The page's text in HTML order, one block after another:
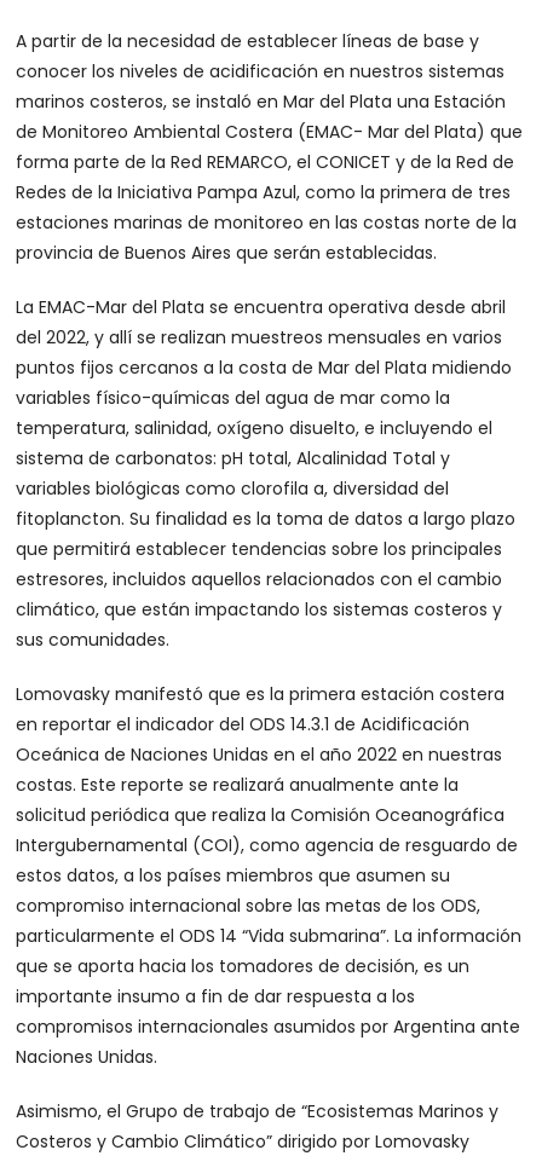
A partir de la necesidad de establecer líneas de base y
conocer los niveles de acidificación en nuestros sistemas
marinos costeros, se instaló en Mar del Plata una Estación
de Monitoreo Ambiental Costera (EMAC- Mar del Plata) que
forma parte de la Red REMARCO, el CONICET y de la Red de
Redes de la Iniciativa Pampa Azul, como la primera de tres
estaciones marinas de monitoreo en las costas norte de la
provincia de Buenos Aires que serán establecidas.
La EMAC-Mar del Plata se encuentra operativa desde abril
del 2022, y allí se realizan muestreos mensuales en varios
puntos fijos cercanos a la costa de Mar del Plata midiendo
variables físico-químicas del agua de mar como la
temperatura, salinidad, oxígeno disuelto, e incluyendo el
sistema de carbonatos: pH total, Alcalinidad Total y
variables biológicas como clorofila a, diversidad del
fitoplancton. Su finalidad es la toma de datos a largo plazo
que permitirá establecer tendencias sobre los principales
estresores, incluidos aquellos relacionados con el cambio
climático, que están impactando los sistemas costeros y
sus comunidades.
Lomovasky manifestó que es la primera estación costera
en reportar el indicador del ODS 14.3.1 de Acidificación
Oceánica de Naciones Unidas en el año 2022 en nuestras
costas. Este reporte se realizará anualmente ante la
solicitud periódica que realiza la Comisión Oceanográfica
Intergubernamental (COI), como agencia de resguardo de
estos datos, a los países miembros que asumen su
compromiso internacional sobre las metas de los ODS,
particularmente el ODS 14 “Vida submarina”. La información
que se aporta hacia los tomadores de decisión, es un
importante insumo a fin de dar respuesta a los
compromisos internacionales asumidos por Argentina ante
Naciones Unidas.
Asimismo, el Grupo de trabajo de “Ecosistemas Marinos y
Costeros y Cambio Climático” dirigido por Lomovasky